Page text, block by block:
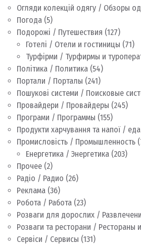
Огляди колекцій одягу / Обзоры
Погода (5)
Подорожі / Путешествия (127)
Готелі / Отели и гостиницы (71)
Турфірми / Турфирмы и
Політика / Политика (54)
Портали / Порталы (241)
Пошукові системи / Поисковые
Провайдери / Провайдеры (245)
Програми / Программы (155)
Продукти харчування та напої /
Промисловість / Промышленность
Енергетика / Энергетика (203)
Прочее (2)
Радіо / Радио (26)
Реклама (36)
Робота / Работа (23)
Розваги для дорослих /
Розваги та ресторани / Рестораны
Сервіси / Сервисы (131)